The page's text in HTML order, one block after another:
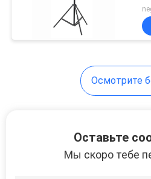
Осмотрите
Оставьте
Мы скоро тебе